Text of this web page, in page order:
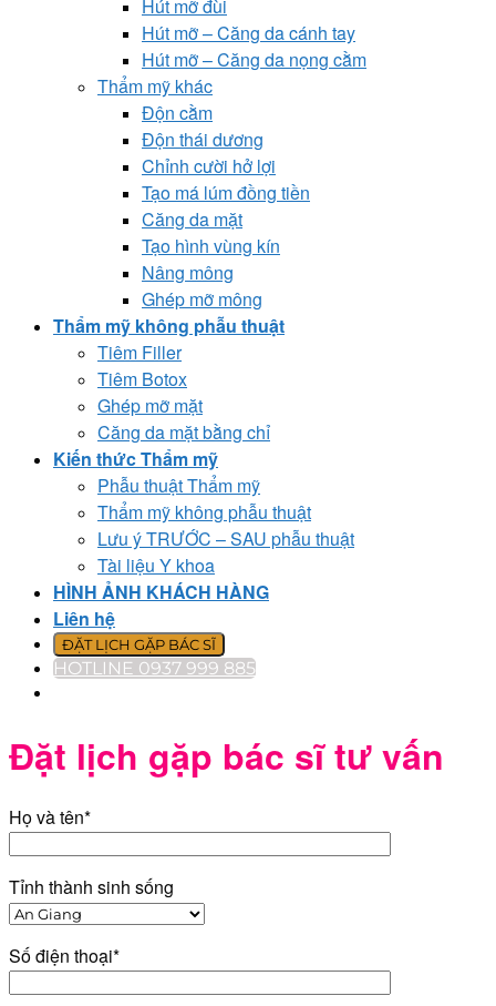
Hút mỡ đùi
Hút mỡ – Căng da cánh tay
Hút mỡ – Căng da nọng cằm
Thẩm mỹ khác
Độn cằm
Độn thái dương
Chỉnh cười hở lợi
Tạo má lúm đồng tiền
Căng da mặt
Tạo hình vùng kín
Nâng mông
Ghép mỡ mông
Thẩm mỹ không phẫu thuật
Tiêm Filler
Tiêm Botox
Ghép mỡ mặt
Căng da mặt bằng chỉ
Kiến thức Thẩm mỹ
Phẫu thuật Thẩm mỹ
Thẩm mỹ không phẫu thuật
Lưu ý TRƯỚC – SAU phẫu thuật
Tài liệu Y khoa
HÌNH ẢNH KHÁCH HÀNG
Liên hệ
ĐẶT LỊCH GẶP BÁC SĨ
HOTLINE 0937 999 885
Đặt lịch gặp bác sĩ tư vấn
Họ và tên*
Tỉnh thành sinh sống
Số điện thoại*